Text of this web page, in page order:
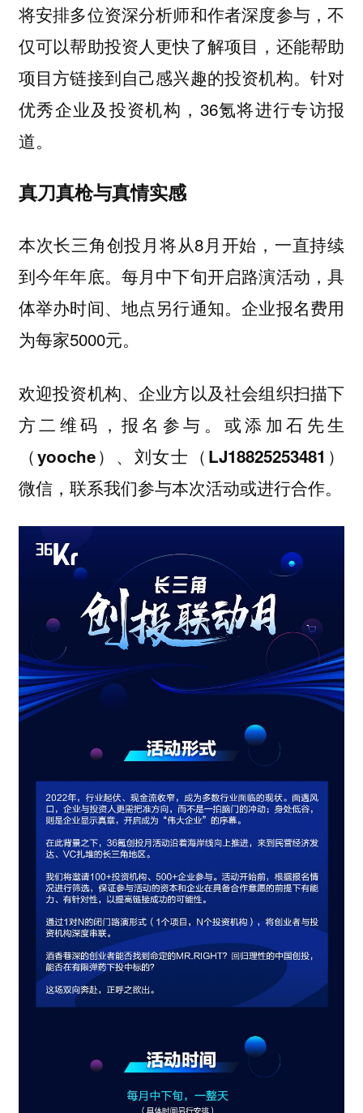
将安排多位资深分析师和作者深度参与，不
仅可以帮助投资人更快了解项目，还能帮助
项目方链接到自己感兴趣的投资机构。针对
优秀企业及投资机构，36氪将进行专访报
道。
真刀真枪与真情实感
本次长三角创投月将从8月开始，一直持续
到今年年底。每月中下旬开启路演活动，具
体举办时间、地点另行通知。企业报名费用
为每家5000元。
欢迎投资机构、企业方以及社会组织扫描下
方二维码，报名参与。或添加石先生
（yooche）、刘女士（LJ18825253481）
微信，联系我们参与本次活动或进行合作。